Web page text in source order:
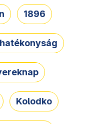
1896
Kolodko